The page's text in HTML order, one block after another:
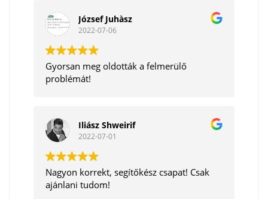
József Juhàsz
2022-07-06
Gyorsan meg oldották a felmerülő
problémát!
Iliász Shweirif
2022-07-01
Nagyon korrekt, segítőkész csapat! Csak
ajánlani tudom!